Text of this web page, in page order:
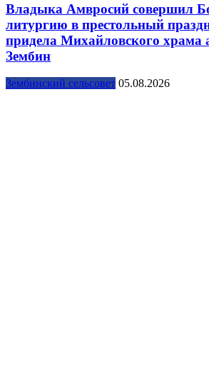
Владыка Амвросий совершил
литургию в престольный
придела Михайловского храма
Зембин
Зембинский сельсовет 05.08.2026